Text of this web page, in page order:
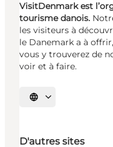
VisitDenmark est
tourisme danois.
les visiteurs à
le Danemark a à
vous y trouverez de
voir et à faire.
Choisissez la langue
D'autres sites